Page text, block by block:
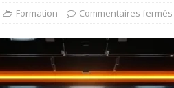
Formation Commentaires fermés